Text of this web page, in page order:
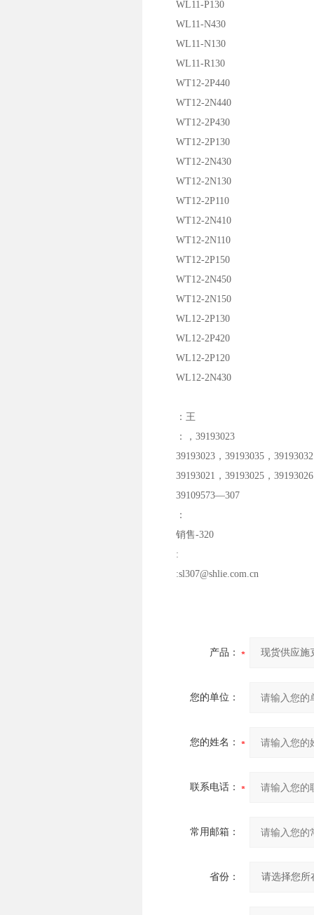
WL11-P130
WL11-N430
WL11-N130
WL11-R130
WT12-2P440
WT12-2N440
WT12-2P430
WT12-2P130
WT12-2N430
WT12-2N130
WT12-2P110
WT12-2N410
WT12-2N110
WT12-2P150
WT12-2N450
WT12-2N150
WL12-2P130
WL12-2P420
WL12-2P120
WL12-2N430
：王
：，39193023
39193023，39193035，39193032
39193021，39193025，39193026
39109573—307
：
销售-320
:
:sl307@shlie.com.cn
产品：
您的单位：
您的姓名：
联系电话：
常用邮箱：
省份：